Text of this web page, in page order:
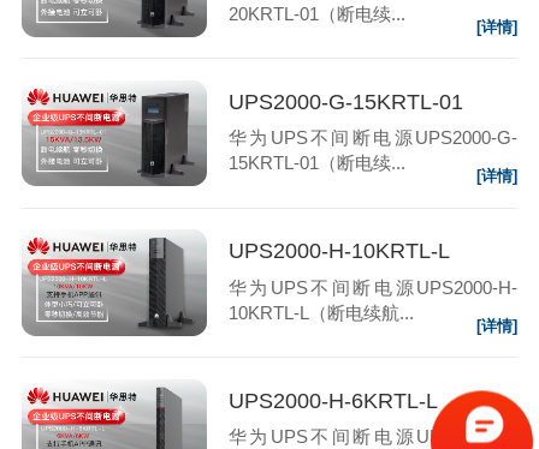
20KRTL-01（断电续...
[详情]
UPS2000-G-15KRTL-01
华为UPS不间断电源UPS2000-G-
15KRTL-01（断电续...
[详情]
UPS2000-H-10KRTL-L
华为UPS不间断电源UPS2000-H-
10KRTL-L（断电续航...
[详情]
UPS2000-H-6KRTL-L
华为UPS不间断电源UPS2000-H-